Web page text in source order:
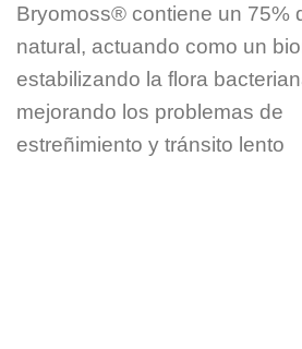
Bryomoss® contiene un 75%
natural, actuando como un
estabilizando la flora
mejorando los problemas de
estreñimiento y tránsito lento